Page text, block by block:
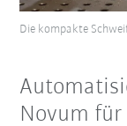
Die kompakte
Novum für